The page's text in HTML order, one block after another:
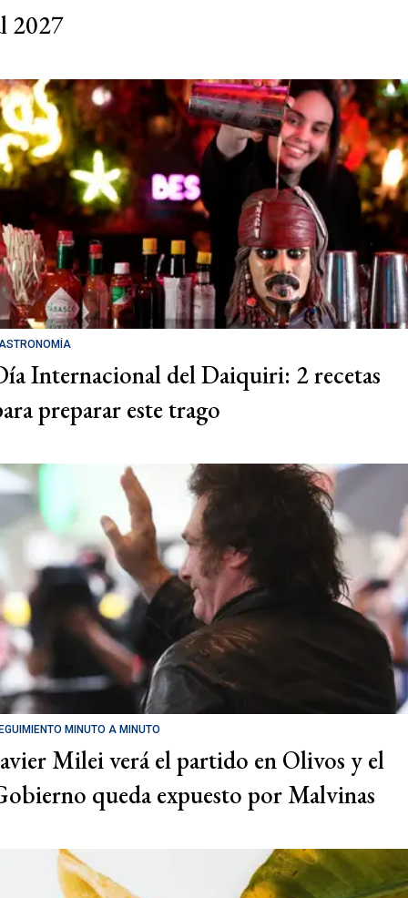
2027
Internacional del Daiquiri: 2 recetas
preparar este trago
MINUTO A MINUTO
Milei verá el partido en Olivos y el
queda expuesto por Malvinas